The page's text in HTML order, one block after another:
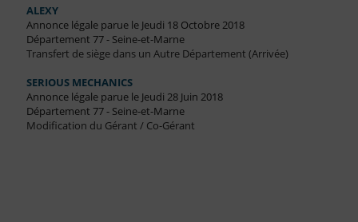
ALEXY
Annonce légale parue le Jeudi 18 Octobre 2018
Département 77 - Seine-et-Marne
Transfert de siège dans un Autre Département (Arrivée)
SERIOUS MECHANICS
Annonce légale parue le Jeudi 28 Juin 2018
Département 77 - Seine-et-Marne
Modification du Gérant / Co-Gérant